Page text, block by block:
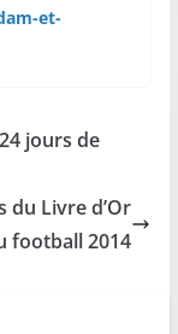
et-
jours de
du Livre d’Or
football 2014